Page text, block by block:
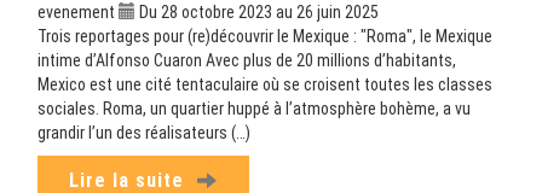
evenement
Du 28 octobre 2023 au 26 juin 2025
Trois reportages pour (re)découvrir le Mexique : "Roma", le Mexique
intime d’Alfonso Cuaron Avec plus de 20 millions d’habitants,
Mexico est une cité tentaculaire où se croisent toutes les classes
sociales. Roma, un quartier huppé à l’atmosphère bohème, a vu
grandir l’un des réalisateurs (…)
Lire la suite